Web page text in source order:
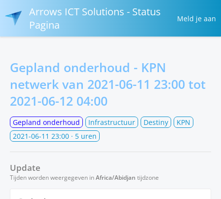
Arrows ICT Solutions - Status
Pagina
Meld je aan
Gepland onderhoud - KPN
netwerk van 2021-06-11 23:00 tot
2021-06-12 04:00
Gepland onderhoud Infrastructuur Destiny
KPN
2021-06-11 23:00 · 5 uren
Update
Tijden worden weergegeven inAfrica/Abidjan tijdzone